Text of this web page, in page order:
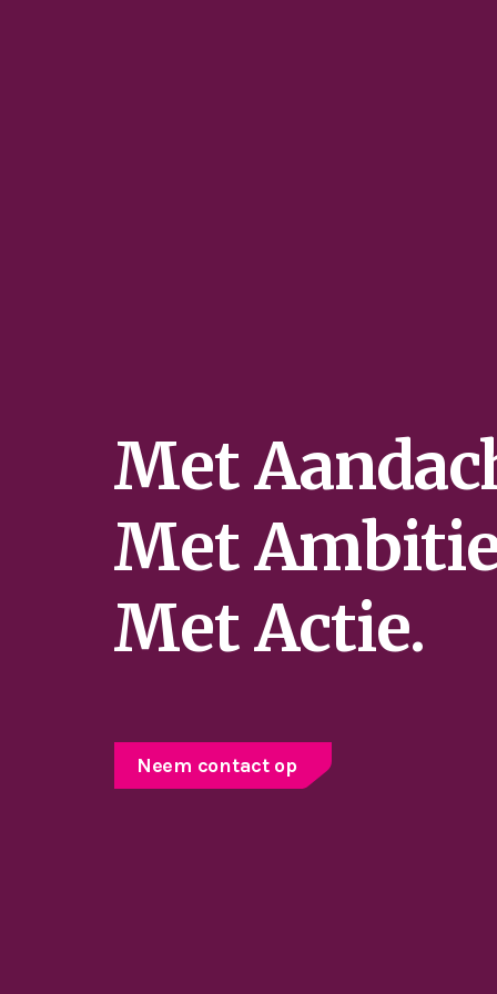
Met
Met
Met Actie.
Neem contact op